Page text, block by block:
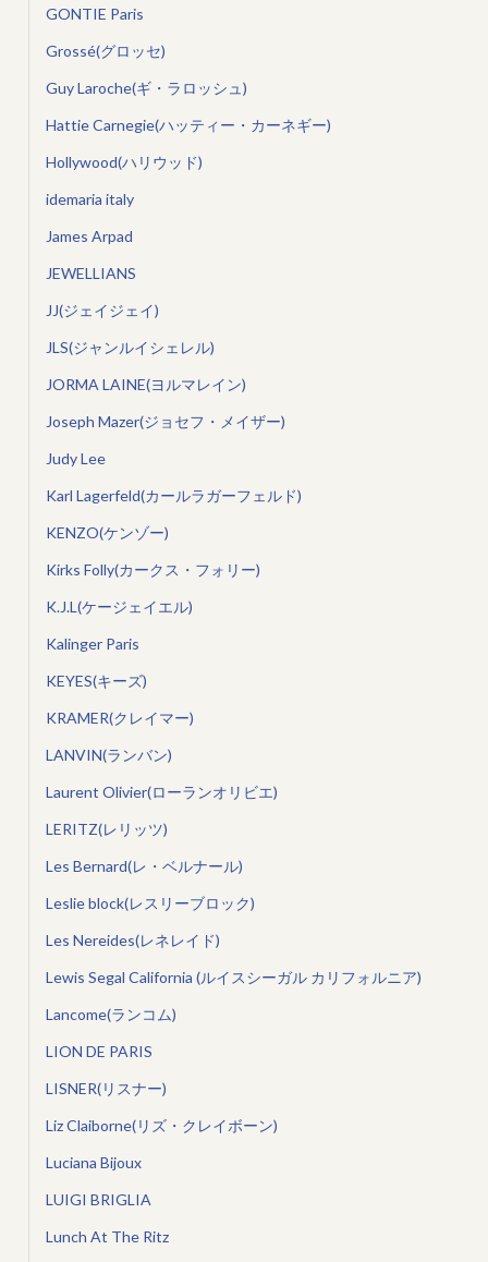
GONTIE Paris
Grossé(グロッセ)
Guy Laroche(ギ・ラロッシュ)
Hattie Carnegie(ハッティー・カーネギー)
Hollywood(ハリウッド)
idemaria italy
James Arpad
JEWELLIANS
JJ(ジェイジェイ)
JLS(ジャンルイシェレル)
JORMA LAINE(ヨルマレイン)
Joseph Mazer(ジョセフ・メイザー)
Judy Lee
Karl Lagerfeld(カールラガーフェルド)
KENZO(ケンゾー)
Kirks Folly(カークス・フォリー)
K.J.L(ケージェイエル)
Kalinger Paris
KEYES(キーズ)
KRAMER(クレイマー)
LANVIN(ランバン)
Laurent Olivier(ローランオリビエ)
LERITZ(レリッツ)
Les Bernard(レ・ベルナール)
Leslie block(レスリーブロック)
Les Nereides(レネレイド)
Lewis Segal California (ルイスシーガル カリフォルニア)
Lancome(ランコム)
LION DE PARIS
LISNER(リスナー)
Liz Claiborne(リズ・クレイボーン)
Luciana Bijoux
LUIGI BRIGLIA
Lunch At The Ritz